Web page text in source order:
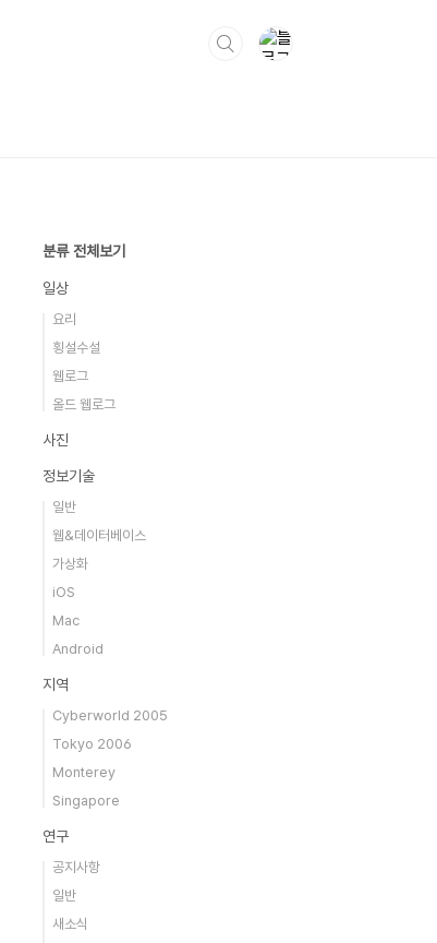
분류 전체보기
일상
요리
횡설수설
웹로그
올드 웹로그
사진
정보기술
일반
웹&데이터베이스
가상화
iOS
Mac
Android
지역
Cyberworld 2005
Tokyo 2006
Monterey
Singapore
연구
공지사항
일반
새소식